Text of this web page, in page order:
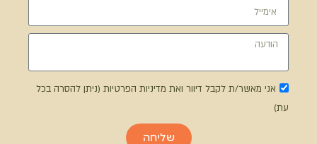
אני מאשר/ת לקבל דיוור ואת מדיניות הפרטיות (ניתן להסרה בכל
עת)
שליחה